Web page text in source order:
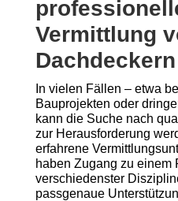
Vermittlung
Dachdeckern
In vielen Fällen – etwa
Bauprojekten oder
kann die Suche nach
zur Herausforderung
erfahrene
haben Zugang zu einem
verschiedenster
passgenaue